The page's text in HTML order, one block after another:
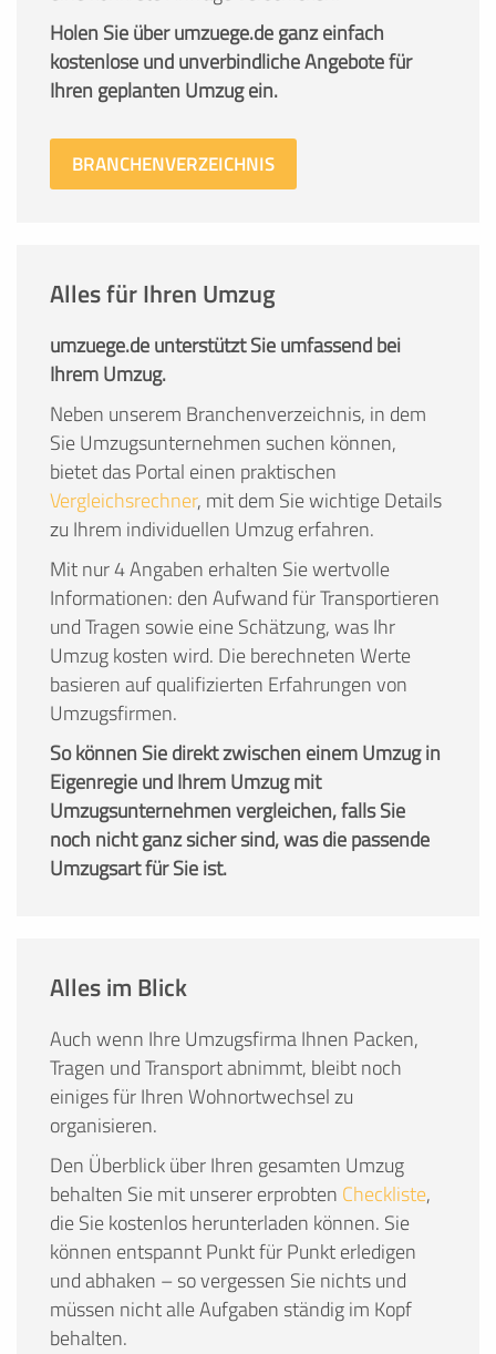
Holen Sie über umzuege.de ganz einfach
kostenlose und unverbindliche Angebote für
Ihren geplanten Umzug ein.
BRANCHENVERZEICHNIS
Alles für Ihren Umzug
umzuege.de unterstützt Sie umfassend bei
Ihrem Umzug.
Neben unserem Branchenverzeichnis, in dem
Sie Umzugsunternehmen suchen können,
bietet das Portal einen praktischen
Vergleichsrechner, mit dem Sie wichtige Details
zu Ihrem individuellen Umzug erfahren.
Mit nur 4 Angaben erhalten Sie wertvolle
Informationen: den Aufwand für Transportieren
und Tragen sowie eine Schätzung, was Ihr
Umzug kosten wird. Die berechneten Werte
basieren auf qualifizierten Erfahrungen von
Umzugsfirmen.
So können Sie direkt zwischen einem Umzug in
Eigenregie und Ihrem Umzug mit
Umzugsunternehmen vergleichen, falls Sie
noch nicht ganz sicher sind, was die passende
Umzugsart für Sie ist.
Alles im Blick
Auch wenn Ihre Umzugsfirma Ihnen Packen,
Tragen und Transport abnimmt, bleibt noch
einiges für Ihren Wohnortwechsel zu
organisieren.
Den Überblick über Ihren gesamten Umzug
behalten Sie mit unserer erprobten Checkliste,
die Sie kostenlos herunterladen können. Sie
können entspannt Punkt für Punkt erledigen
und abhaken – so vergessen Sie nichts und
müssen nicht alle Aufgaben ständig im Kopf
behalten.